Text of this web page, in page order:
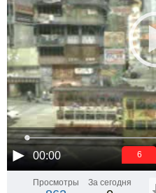
00:00 5
Просмотры За сегодня